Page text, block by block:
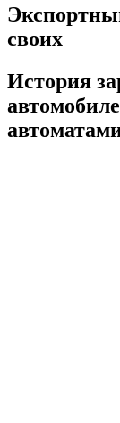
своих
История